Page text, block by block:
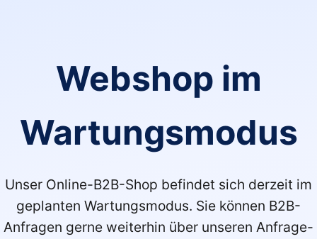
Webshop im
Wartungsmodus
Unser Online-B2B-Shop befindet sich derzeit im
geplanten Wartungsmodus. Sie können B2B-
Anfragen gerne weiterhin über unseren Anfrage-